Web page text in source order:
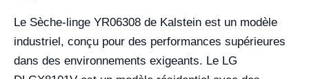
Le Sèche-linge YR06308 de Kalstein est un modèle
industriel, conçu pour des performances supérieures
dans des environnements exigeants. Le LG